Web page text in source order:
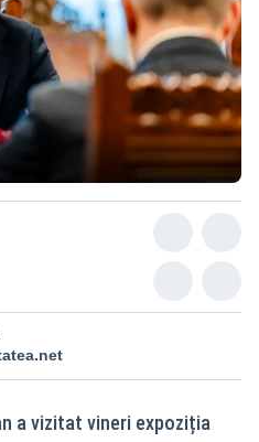
a vizitat vineri expoziția